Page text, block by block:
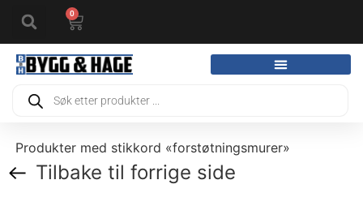
0
Produkter med stikkord «forstøtningsmurer»
Tilbake til forrige side